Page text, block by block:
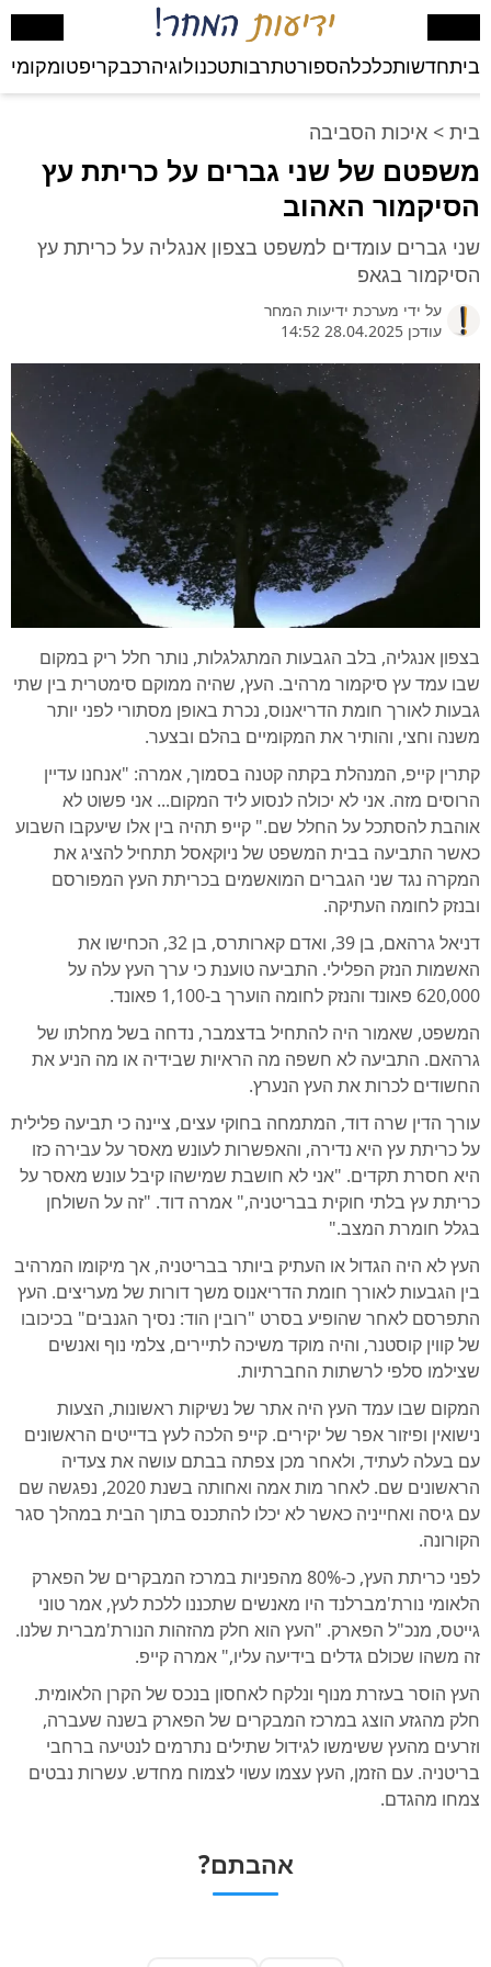
ביתחדשותכלכלהספורטתרבותטכנולוגיהרכבקריפטומקומי
בית > איכות הסביבה
משפטם של שני גברים על כריתת עץ
הסיקמור האהוב
שני גברים עומדים למשפט בצפון אנגליה על כריתת עץ
הסיקמור בגאפ
על ידי מערכת ידיעות המחר
עודכן 28.04.2025 14:52
בצפון אנגליה, בלב הגבעות המתגלגלות, נותר חלל ריק במקום
שבו עמד עץ סיקמור מרהיב. העץ, שהיה ממוקם סימטרית בין שתי
גבעות לאורך חומת הדריאנוס, נכרת באופן מסתורי לפני יותר
משנה וחצי, והותיר את המקומיים בהלם ובצער.
קתרין קייפ, המנהלת בקתה קטנה בסמוך, אמרה: "אנחנו עדיין
הרוסים מזה. אני לא יכולה לנסוע ליד המקום... אני פשוט לא
אוהבת להסתכל על החלל שם." קייפ תהיה בין אלו שיעקבו השבוע
כאשר התביעה בבית המשפט של ניוקאסל תתחיל להציג את
המקרה נגד שני הגברים המואשמים בכריתת העץ המפורסם
ובנזק לחומה העתיקה.
דניאל גרהאם, בן 39, ואדם קארותרס, בן 32, הכחישו את
האשמות הנזק הפלילי. התביעה טוענת כי ערך העץ עלה על
620,000 פאונד והנזק לחומה הוערך ב-1,100 פאונד.
המשפט, שאמור היה להתחיל בדצמבר, נדחה בשל מחלתו של
גרהאם. התביעה לא חשפה מה הראיות שבידיה או מה הניע את
החשודים לכרות את העץ הנערץ.
עורך הדין שרה דוד, המתמחה בחוקי עצים, ציינה כי תביעה פלילית
על כריתת עץ היא נדירה, והאפשרות לעונש מאסר על עבירה כזו
היא חסרת תקדים. "אני לא חושבת שמישהו קיבל עונש מאסר על
כריתת עץ בלתי חוקית בבריטניה," אמרה דוד. "זה על השולחן
בגלל חומרת המצב."
העץ לא היה הגדול או העתיק ביותר בבריטניה, אך מיקומו המרהיב
בין הגבעות לאורך חומת הדריאנוס משך דורות של מעריצים. העץ
התפרסם לאחר שהופיע בסרט "רובין הוד: נסיך הגנבים" בכיכובו
של קווין קוסטנר, והיה מוקד משיכה לתיירים, צלמי נוף ואנשים
שצילמו סלפי לרשתות החברתיות.
המקום שבו עמד העץ היה אתר של נשיקות ראשונות, הצעות
נישואין ופיזור אפר של יקירים. קייפ הלכה לעץ בדייטים הראשונים
עם בעלה לעתיד, ולאחר מכן צפתה בבתם עושה את צעדיה
הראשונים שם. לאחר מות אמה ואחותה בשנת 2020, נפגשה שם
עם גיסה ואחייניה כאשר לא יכלו להתכנס בתוך הבית במהלך סגר
הקורונה.
לפני כריתת העץ, כ-80% מהפניות במרכז המבקרים של הפארק
הלאומי נורת'מברלנד היו מאנשים שתכננו ללכת לעץ, אמר טוני
גייטס, מנכ"ל הפארק. "העץ הוא חלק מהזהות הנורת'מברית שלנו.
זה משהו שכולם גדלים בידיעה עליו," אמרה קייפ.
העץ הוסר בעזרת מנוף ונלקח לאחסון בנכס של הקרן הלאומית.
חלק מהגזע הוצג במרכז המבקרים של הפארק בשנה שעברה,
וזרעים מהעץ ששימשו לגידול שתילים נתרמים לנטיעה ברחבי
בריטניה. עם הזמן, העץ עצמו עשוי לצמוח מחדש. עשרות נבטים
צמחו מהגדם.
אהבתם?